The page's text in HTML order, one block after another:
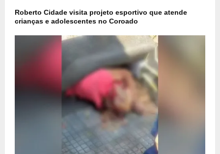
Roberto Cidade visita projeto esportivo que atende
crianças e adolescentes no Coroado